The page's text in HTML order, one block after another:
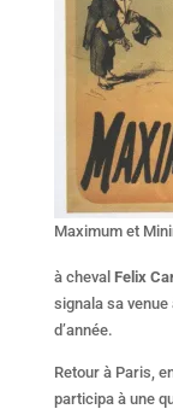
Maximum et
à cheval Felix
signala sa venue
d’année.
Retour à Paris,
participa à une